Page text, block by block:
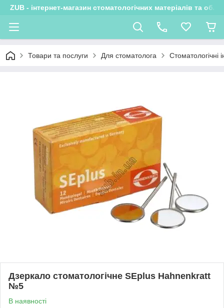
ZUB - інтернет-магазин стоматологічних матеріалів та
Товари та послуги Для стоматолога Стоматологічні
Дзеркало стоматологічне SEplus Hahnenkratt
№5
В наявності